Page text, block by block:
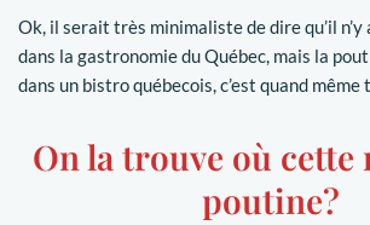
Ok, il serait très minimaliste de dire qu’il n’y
dans la gastronomie du Québec, mais la
dans un bistro québecois, c’est quand
On la trouve où cette
poutine?